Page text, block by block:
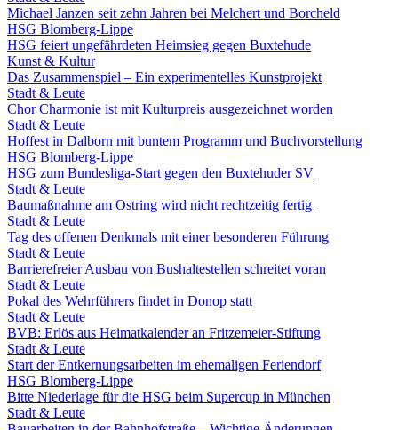
Michael Janzen seit zehn Jahren bei Melchert und Borcheld
HSG Blomberg-Lippe
HSG feiert ungefährdeten Heimsieg gegen Buxtehude
Kunst & Kultur
Das Zusammenspiel – Ein experimentelles Kunstprojekt
Stadt & Leute
Chor Charmonie ist mit Kulturpreis ausgezeichnet worden
Stadt & Leute
Hoffest in Dalborn mit buntem Programm und Buchvorstellung
HSG Blomberg-Lippe
HSG zum Bundesliga-Start gegen den Buxtehuder SV
Stadt & Leute
Baumaßnahme am Ostring wird nicht rechtzeitig fertig
Stadt & Leute
Tag des offenen Denkmals mit einer besonderen Führung
Stadt & Leute
Barrierefreier Ausbau von Bushaltestellen schreitet voran
Stadt & Leute
Pokal des Wehrführers findet in Donop statt
Stadt & Leute
BVB: Erlös aus Heimatkalender an Fritzemeier-Stiftung
Stadt & Leute
Start der Entkernungsarbeiten im ehemaligen Feriendorf
HSG Blomberg-Lippe
Bitte Niederlage für die HSG beim Supercup in München
Stadt & Leute